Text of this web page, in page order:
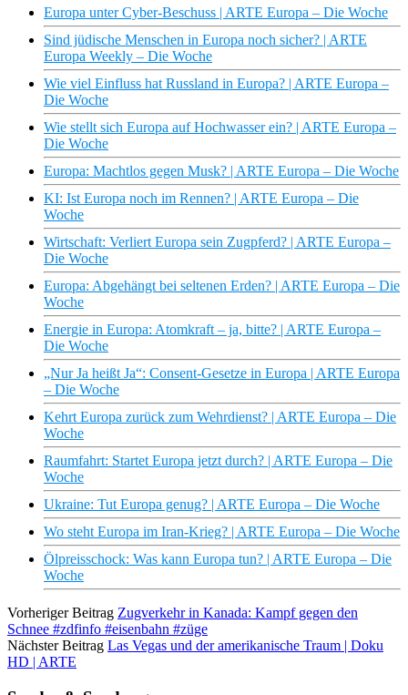
Europa unter Cyber-Beschuss | ARTE Europa – Die Woche
Sind jüdische Menschen in Europa noch sicher? | ARTE
Europa Weekly – Die Woche
Wie viel Einfluss hat Russland in Europa? | ARTE Europa –
Die Woche
Wie stellt sich Europa auf Hochwasser ein? | ARTE Europa –
Die Woche
Europa: Machtlos gegen Musk? | ARTE Europa – Die Woche
KI: Ist Europa noch im Rennen? | ARTE Europa – Die
Woche
Wirtschaft: Verliert Europa sein Zugpferd? | ARTE Europa –
Die Woche
Europa: Abgehängt bei seltenen Erden? | ARTE Europa – Die
Woche
Energie in Europa: Atomkraft – ja, bitte? | ARTE Europa –
Die Woche
„Nur Ja heißt Ja“: Consent-Gesetze in Europa | ARTE Europa
– Die Woche
Kehrt Europa zurück zum Wehrdienst? | ARTE Europa – Die
Woche
Raumfahrt: Startet Europa jetzt durch? | ARTE Europa – Die
Woche
Ukraine: Tut Europa genug? | ARTE Europa – Die Woche
Wo steht Europa im Iran-Krieg? | ARTE Europa – Die Woche
Ölpreisschock: Was kann Europa tun? | ARTE Europa – Die
Woche
Vorheriger Beitrag Zugverkehr in Kanada: Kampf gegen den
Schnee #zdfinfo #eisenbahn #züge
Nächster Beitrag Las Vegas und der amerikanische Traum | Doku
HD | ARTE